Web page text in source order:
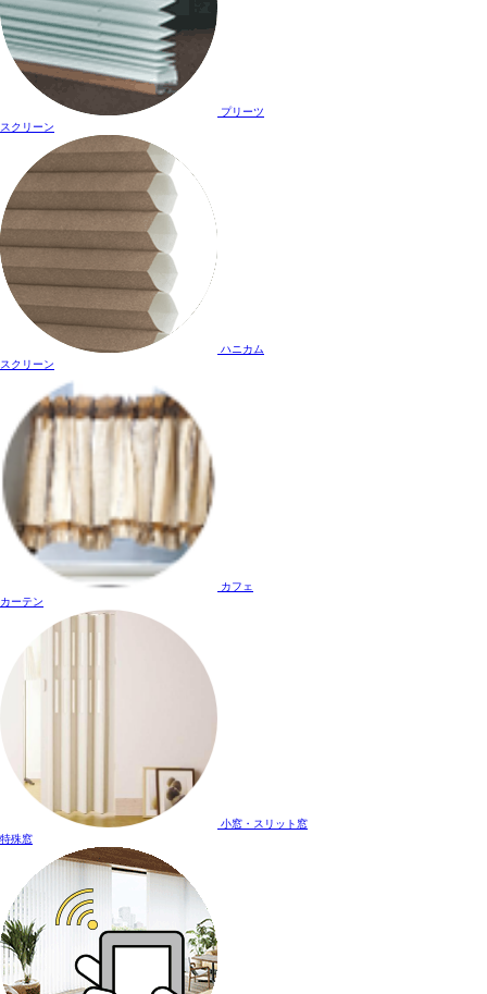
プリーツ
スクリーン
ハニカム
スクリーン
カフェ
カーテン
小窓・スリット窓
特殊窓